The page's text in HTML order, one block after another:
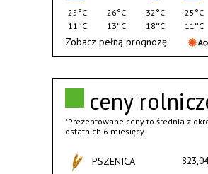
ceny
*Prezentowane ceny to średnia z
ostatnich 6 miesięcy.
PSZENICA
25°C
11°C
26°C
13°C
32°C
18°C
25°C
11°C
Zobacz pełną prognozę